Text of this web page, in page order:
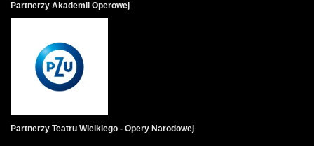
Partnerzy Akademii Operowej
Partnerzy Teatru Wielkiego - Opery Narodowej